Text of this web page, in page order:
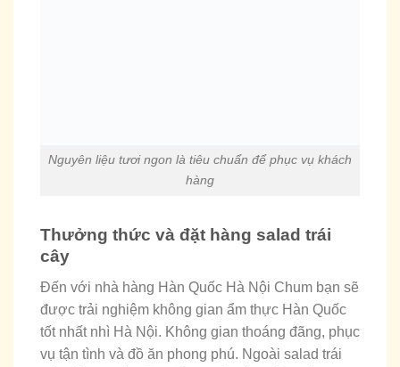
Nguyên liệu tươi ngon là tiêu chuẩn để phục vụ khách
hàng
Thưởng thức và đặt hàng salad trái
cây
Đến với nhà hàng Hàn Quốc Hà Nội Chum bạn sẽ
được trải nghiệm không gian ẩm thực Hàn Quốc
tốt nhất nhì Hà Nội. Không gian thoáng đãng, phục
vụ tận tình và đồ ăn phong phú. Ngoài salad trái